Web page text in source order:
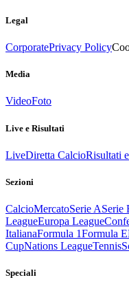
Legal
CorporatePrivacy Policy
Media
VideoFoto
Live e Risultati
LiveDiretta CalcioRisultati
Sezioni
CalcioMercatoSerie ASerie
LeagueEuropa League
ItalianaFormula 1Formula E
CupNations LeagueTennis
Speciali